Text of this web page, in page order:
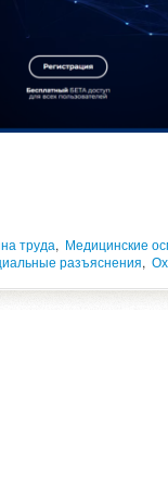
труда, Медицинские
разъяснения,